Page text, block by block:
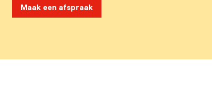
Maak een afspraak